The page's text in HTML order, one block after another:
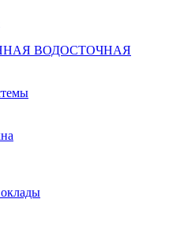
ВОДОСТОЧНАЯ